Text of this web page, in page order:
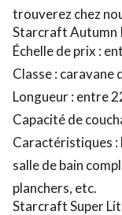
trouverez chez
Starcraft Autumn
Échelle de prix :
Classe : caravane
Longueur : entre
Capacité de
Caractéristiques :
salle de bain
planchers, etc.
Starcraft Super